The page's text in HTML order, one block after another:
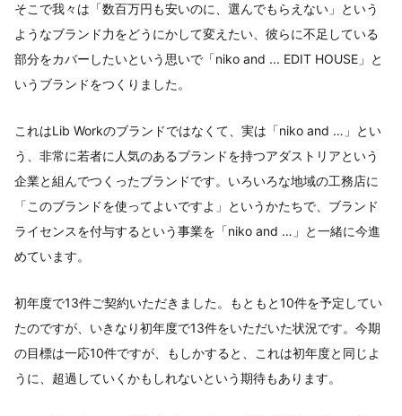
そこで我々は「数百万円も安いのに、選んでもらえない」という
ようなブランド力をどうにかして変えたい、彼らに不足している
部分をカバーしたいという思いで「niko and ... EDIT HOUSE」と
いうブランドをつくりました。
これはLib Workのブランドではなくて、実は「niko and …」とい
う、非常に若者に人気のあるブランドを持つアダストリアという
企業と組んでつくったブランドです。いろいろな地域の工務店に
「このブランドを使ってよいですよ」というかたちで、ブランド
ライセンスを付与するという事業を「niko and …」と一緒に今進
めています。
初年度で13件ご契約いただきました。もともと10件を予定してい
たのですが、いきなり初年度で13件をいただいた状況です。今期
の目標は一応10件ですが、もしかすると、これは初年度と同じよ
うに、超過していくかもしれないという期待もあります。